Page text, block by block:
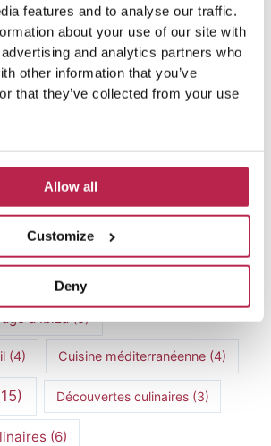
features and to analyse our traffic.
about your use of our site with
and analytics partners who
other information that you’ve
that they’ve collected from your use
Allow all
Customize
Deny
Beauté naturelle
(6)
à Ibiza(5)
(4) Cuisine méditerranéenne (4)
Découvertes culinaires(3)
(6)